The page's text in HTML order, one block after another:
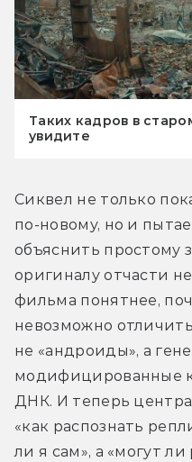
Таких кадров в
увидите
Сиквел не только
по-новому, но и
объяснить простому
оригиналу отчасти
фильма понятнее,
невозможно
не «андроиды», а
модифицированные
ДНК. И теперь
«как распознать
ли я сам», а «могут